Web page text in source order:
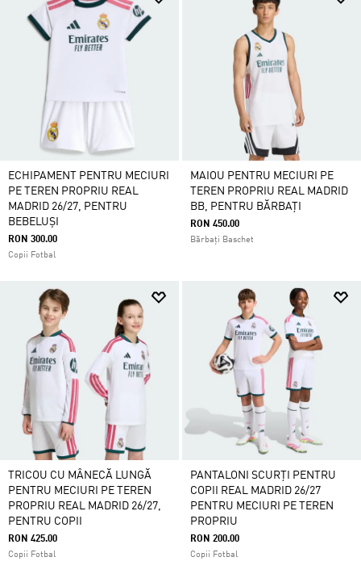
ECHIPAMENT PENTRU MECIURI
PE TEREN PROPRIU REAL
MADRID 26/27, PENTRU
BEBELUȘI
RON 300.00
Copii Fotbal
MAIOU PENTRU MECIURI PE
TEREN PROPRIU REAL MADRID
BB, PENTRU BĂRBAȚI
RON 450.00
Bărbați Baschet
TRICOU CU MÂNECĂ LUNGĂ
PENTRU MECIURI PE TEREN
PROPRIU REAL MADRID 26/27,
PENTRU COPII
RON 425.00
Copii Fotbal
PANTALONI SCURȚI PENTRU
COPII REAL MADRID 26/27
PENTRU MECIURI PE TEREN
PROPRIU
RON 200.00
Copii Fotbal